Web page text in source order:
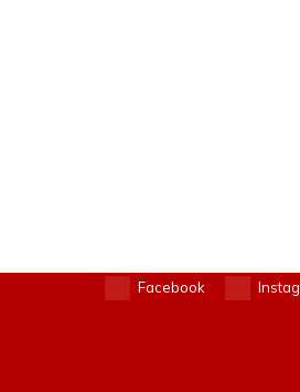
Facebook